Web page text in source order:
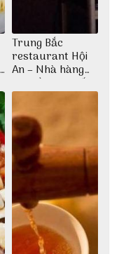
Trung Bắc
restaurant Hội
An – Nhà hàng
cao lầu có thiết
kế vô cùng ấn
tượng giữa lòng
phố Hội